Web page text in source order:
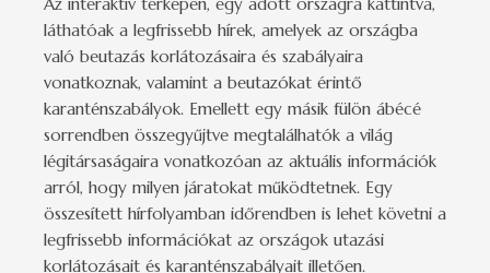
láthatóak a legfrissebb hírek, amelyek az országba
való beutazás korlátozásaira és szabályaira
vonatkoznak, valamint a beutazókat érintő
karanténszabályok. Emellett egy másik fülön ábécé
sorrendben összegyűjtve megtalálhatók a világ
légitársaságaira vonatkozóan az aktuális információk
arról, hogy milyen járatokat működtetnek. Egy
összesített hírfolyamban időrendben is lehet követni a
legfrissebb információkat az országok utazási
korlátozásait és karanténszabályait illetően.